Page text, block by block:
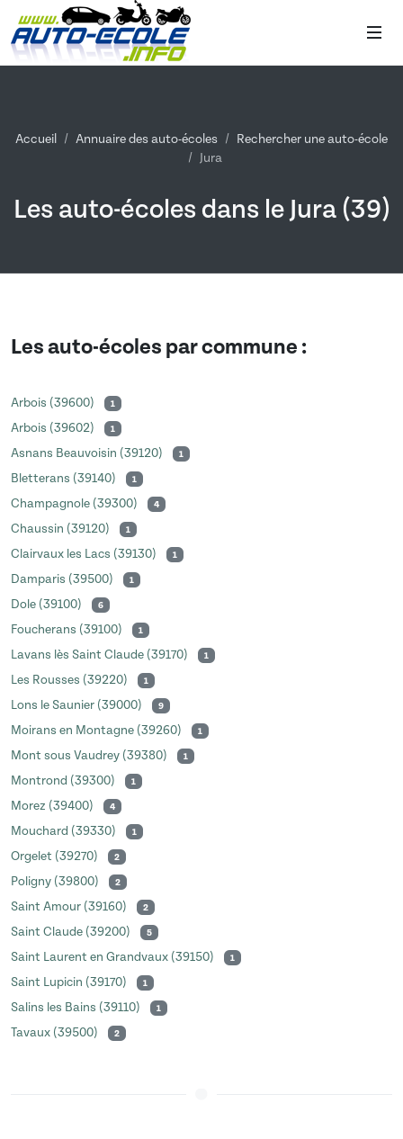
Accueil Annuaire des auto-écoles
Rechercher une auto-école
Jura
Les auto-écoles dans le Jura (39)
Les auto-écoles par commune :
Arbois (39600) 1
Arbois (39602) 1
Asnans Beauvoisin (39120) 1
Bletterans (39140) 1
Champagnole (39300) 4
Chaussin (39120) 1
Clairvaux les Lacs (39130) 1
Damparis (39500) 1
Dole (39100) 6
Foucherans (39100) 1
Lavans lès Saint Claude (39170) 1
Les Rousses (39220) 1
Lons le Saunier (39000) 9
Moirans en Montagne (39260) 1
Mont sous Vaudrey (39380) 1
Montrond (39300) 1
Morez (39400) 4
Mouchard (39330) 1
Orgelet (39270) 2
Poligny (39800) 2
Saint Amour (39160) 2
Saint Claude (39200) 5
Saint Laurent en Grandvaux (39150) 1
Saint Lupicin (39170) 1
Salins les Bains (39110) 1
Tavaux (39500) 2